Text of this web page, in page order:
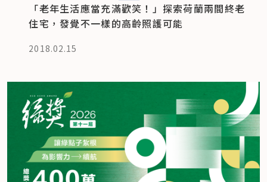
「老年生活應當充滿歡笑！」探索荷蘭兩間終老
住宅，發覺不一樣的高齡照護可能
2018.02.15